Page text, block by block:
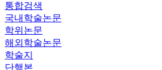
통합검색
국내학술논문
학위논문
해외학술논문
학술지
단행본